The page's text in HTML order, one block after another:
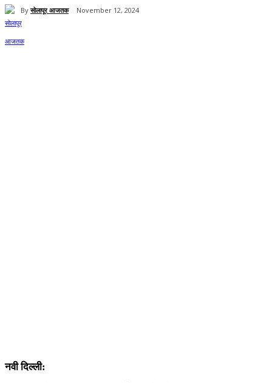
By सोलापूर आजतक November 12, 2024
नवी दिल्ली: